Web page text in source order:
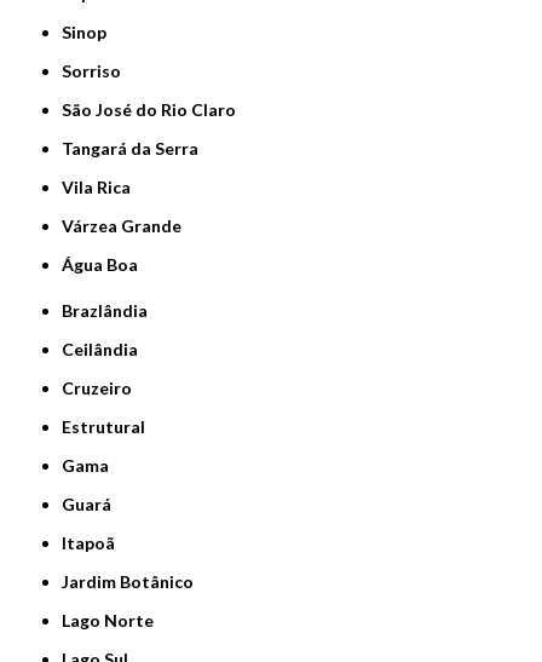
Sinop
Sorriso
São José do Rio Claro
Tangará da Serra
Vila Rica
Várzea Grande
Água Boa
Brazlândia
Ceilândia
Cruzeiro
Estrutural
Gama
Guará
Itapoã
Jardim Botânico
Lago Norte